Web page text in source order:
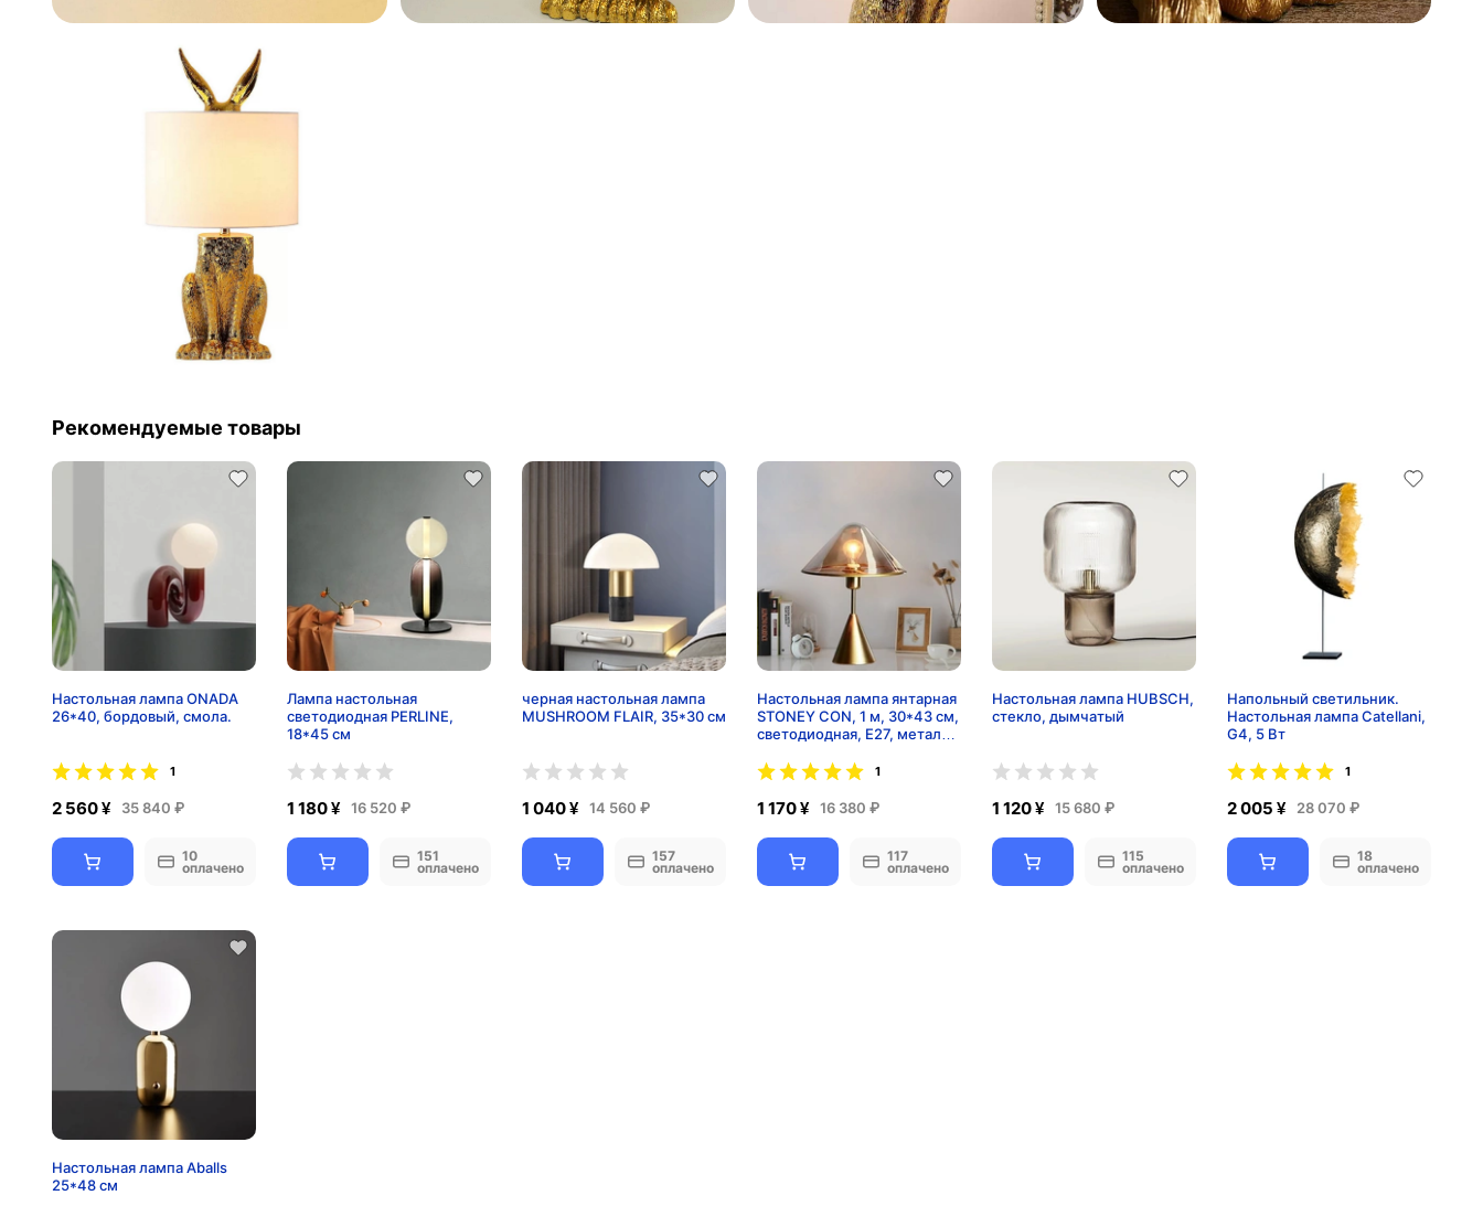
Рекомендуемые товары
Настольная лампа ONADA
26*40, бордовый, смола.
1
2 560 ¥ 35 840 ₽
10
оплачено
Лампа настольная
светодиодная PERLINE,
18*45 см
1 180 ¥ 16 520 ₽
151
оплачено
черная настольная лампа
MUSHROOM FLAIR, 35*30 см
1 040 ¥ 14 560 ₽
157
оплачено
Настольная лампа янтарная
STONEY CON, 1 м, 30*43 см,
светодиодная, E27, металл,
1
1 170 ¥ 16 380 ₽
117
оплачено
Настольная лампа HUBSCH,
стекло, дымчатый
1 120 ¥ 15 680 ₽
115
оплачено
Напольный светильник.
Настольная лампа Catellani,
G4, 5 Вт
1
2 005 ¥ 28 070 ₽
18
оплачено
Настольная лампа Aballs
25*48 см